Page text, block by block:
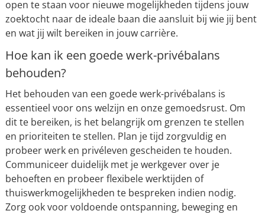
open te staan voor nieuwe mogelijkheden tijdens jouw
zoektocht naar de ideale baan die aansluit bij wie jij bent
en wat jij wilt bereiken in jouw carrière.
Hoe kan ik een goede werk-privébalans
behouden?
Het behouden van een goede werk-privébalans is
essentieel voor ons welzijn en onze gemoedsrust. Om
dit te bereiken, is het belangrijk om grenzen te stellen
en prioriteiten te stellen. Plan je tijd zorgvuldig en
probeer werk en privéleven gescheiden te houden.
Communiceer duidelijk met je werkgever over je
behoeften en probeer flexibele werktijden of
thuiswerkmogelijkheden te bespreken indien nodig.
Zorg ook voor voldoende ontspanning, beweging en